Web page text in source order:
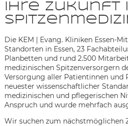
Ihre Zukunft
Die KEM | Evang. Kliniken Essen-
Standorten in Essen, 23
Planbetten und rund 2.500
medizinischen Spitzenversorgern
Versorgung aller Patientinnen und
neuester wissenschaftlicher
medizinischen und pflegerischen
Anspruch und wurde mehrfach
Wir suchen zum nächstmöglichen